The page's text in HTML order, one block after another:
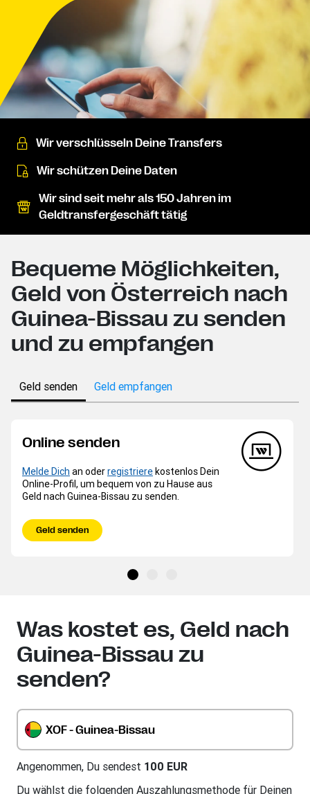
Wir verschlüsseln Deine Transfers
Wir schützen Deine Daten
Wir sind seit mehr als 150 Jahren im
Geldtransfergeschäft tätig
Bequeme Möglichkeiten,
Geld von Österreich nach
Guinea-Bissau zu senden
und zu empfangen
Geld senden Geld empfangen
Online senden
Melde Dich an oderregistrierekostenlos Dein
Online-Profil, um bequem von zu Hause aus
Geld nach Guinea-Bissau zu senden.
Geld senden
Was kostet es, Geld nach
Guinea-Bissau zu
senden?
XOF - Guinea-Bissau
Angenommen, Du sendest 100 EUR
Du wählst die folgenden Auszahlungsmethode für Deinen